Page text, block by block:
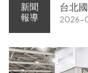
新聞
報導
台北
展現
2026-